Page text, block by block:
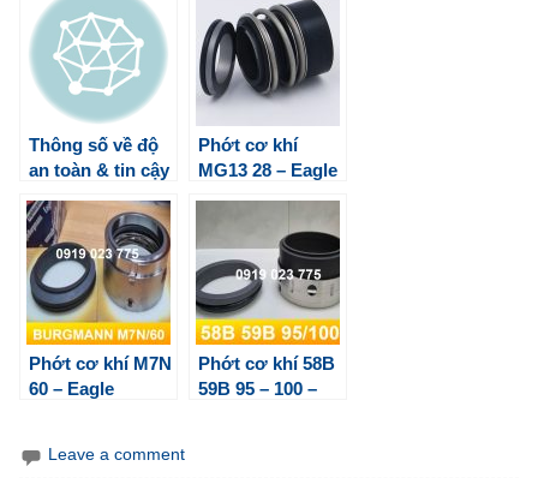
Thông số về độ
an toàn & tin cậy
bơm!
Phớt cơ khí
MG13 28 – Eagle
Phớt cơ khí M7N
60 – Eagle
Phớt cơ khí 58B
59B 95 – 100 –
Leave a comment